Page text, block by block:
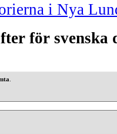
i Nya
för svenska